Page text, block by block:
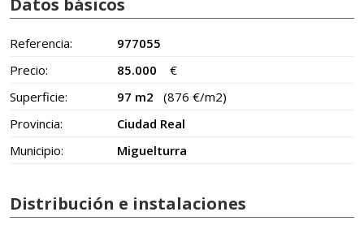
Datos básicos
Referencia:
977055
Precio:
85.000
€
Superficie:
97 m2
(876 €/m2)
Provincia:
Ciudad Real
Municipio:
Miguelturra
Distribución e instalaciones